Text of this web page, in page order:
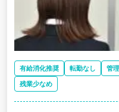
有給消化推奨 転勤なし 管
残業少なめ